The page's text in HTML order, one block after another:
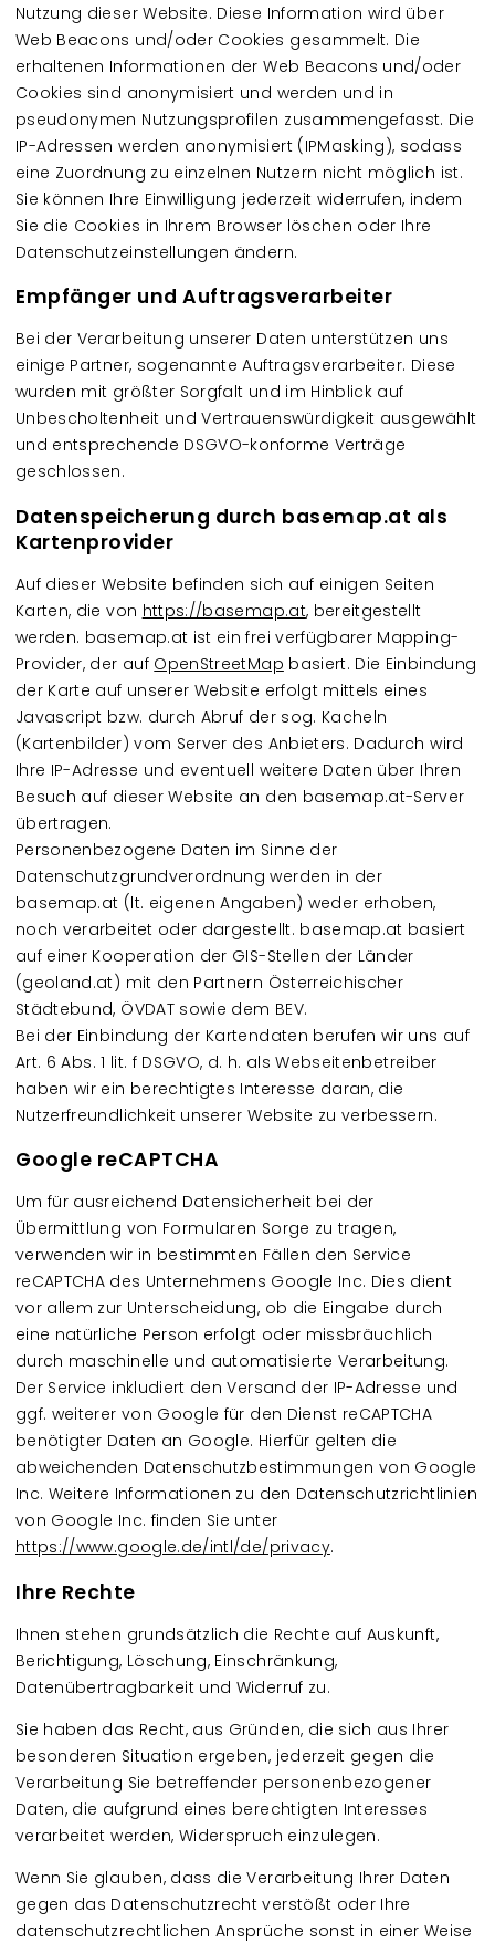
Nutzung dieser Website. Diese Information wird über
Web Beacons und/oder Cookies gesammelt. Die
erhaltenen Informationen der Web Beacons und/oder
Cookies sind anonymisiert und werden und in
pseudonymen Nutzungsprofilen zusammengefasst. Die
IP-Adressen werden anonymisiert (IPMasking), sodass
eine Zuordnung zu einzelnen Nutzern nicht möglich ist.
Sie können Ihre Einwilligung jederzeit widerrufen, indem
Sie die Cookies in Ihrem Browser löschen oder Ihre
Datenschutzeinstellungen ändern.
Empfänger und Auftragsverarbeiter
Bei der Verarbeitung unserer Daten unterstützen uns
einige Partner, sogenannte Auftragsverarbeiter. Diese
wurden mit größter Sorgfalt und im Hinblick auf
Unbescholtenheit und Vertrauenswürdigkeit ausgewählt
und entsprechende DSGVO-konforme Verträge
geschlossen.
Datenspeicherung durch basemap.at als
Kartenprovider
Auf dieser Website befinden sich auf einigen Seiten
Karten, die von https://basemap.at, bereitgestellt
werden. basemap.at ist ein frei verfügbarer Mapping-
Provider, der auf OpenStreetMap basiert. Die Einbindung
der Karte auf unserer Website erfolgt mittels eines
Javascript bzw. durch Abruf der sog. Kacheln
(Kartenbilder) vom Server des Anbieters. Dadurch wird
Ihre IP-Adresse und eventuell weitere Daten über Ihren
Besuch auf dieser Website an den basemap.at-Server
übertragen.
Personenbezogene Daten im Sinne der
Datenschutzgrundverordnung werden in der
basemap.at (lt. eigenen Angaben) weder erhoben,
noch verarbeitet oder dargestellt. basemap.at basiert
auf einer Kooperation der GIS-Stellen der Länder
(geoland.at) mit den Partnern Österreichischer
Städtebund, ÖVDAT sowie dem BEV.
Bei der Einbindung der Kartendaten berufen wir uns auf
Art. 6 Abs. 1 lit. f DSGVO, d. h. als Webseitenbetreiber
haben wir ein berechtigtes Interesse daran, die
Nutzerfreundlichkeit unserer Website zu verbessern.
Google reCAPTCHA
Um für ausreichend Datensicherheit bei der
Übermittlung von Formularen Sorge zu tragen,
verwenden wir in bestimmten Fällen den Service
reCAPTCHA des Unternehmens Google Inc. Dies dient
vor allem zur Unterscheidung, ob die Eingabe durch
eine natürliche Person erfolgt oder missbräuchlich
durch maschinelle und automatisierte Verarbeitung.
Der Service inkludiert den Versand der IP-Adresse und
ggf. weiterer von Google für den Dienst reCAPTCHA
benötigter Daten an Google. Hierfür gelten die
abweichenden Datenschutzbestimmungen von Google
Inc. Weitere Informationen zu den Datenschutzrichtlinien
von Google Inc. finden Sie unter
https://www.google.de/intl/de/privacy.
Ihre Rechte
Ihnen stehen grundsätzlich die Rechte auf Auskunft,
Berichtigung, Löschung, Einschränkung,
Datenübertragbarkeit und Widerruf zu.
Sie haben das Recht, aus Gründen, die sich aus Ihrer
besonderen Situation ergeben, jederzeit gegen die
Verarbeitung Sie betreffender personenbezogener
Daten, die aufgrund eines berechtigten Interesses
verarbeitet werden, Widerspruch einzulegen.
Wenn Sie glauben, dass die Verarbeitung Ihrer Daten
gegen das Datenschutzrecht verstößt oder Ihre
datenschutzrechtlichen Ansprüche sonst in einer Weise